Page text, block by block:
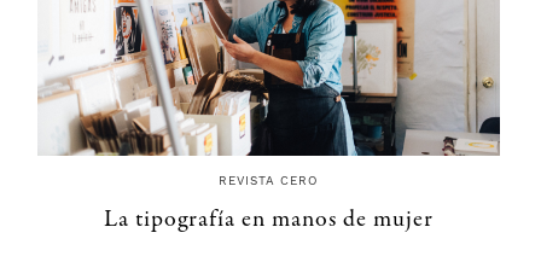
REVISTA CERO
La tipografía en manos de mujer